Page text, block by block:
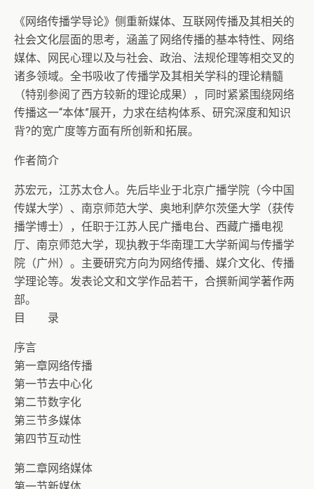
《网络传播学导论》侧重新媒体、互联网传播及其相关的
社会文化层面的思考，涵盖了网络传播的基本特性、网络
媒体、网民心理以及与社会、政治、法规伦理等相交叉的
诸多领域。全书吸收了传播学及其相关学科的理论精髓
（特别参阅了西方较新的理论成果），同时紧紧围绕网络
传播这一“本体”展开，力求在结构体系、研究深度和知识
背?的宽广度等方面有所创新和拓展。
作者简介
苏宏元，江苏太仓人。先后毕业于北京广播学院（今中国
传媒大学）、南京师范大学、奥地利萨尔茨堡大学（获传
播学博士），任职于江苏人民广播电台、西藏广播电视
厅、南京师范大学，现执教于华南理工大学新闻与传播学
院（广州）。主要研究方向为网络传播、媒介文化、传播
学理论等。发表论文和文学作品若干，合撰新闻学著作两
部。
目 录
序言
第一章网络传播
第一节去中心化
第二节数字化
第三节多媒体
第四节互动性
第二章网络媒体